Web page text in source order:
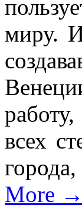
миру.
всех
More →